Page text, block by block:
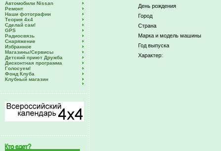
Автомобили Nissan
Ремонт
Наши фотографии
Теория 4х4
Сделай сам!
GPS
Радиосвязь
Снаряжение
Избранное
Магазины/Сервисы
Детский приют Дружба
Дисконтная программа
Голосуем!
Фонд Клуба
Клубный магазин
День рождения
Город
Страна
Марка и модель машины
Год выпуска
Характер: